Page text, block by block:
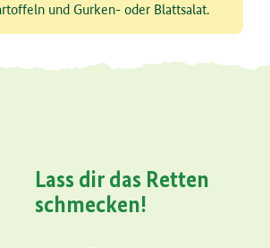
und Gurken- oder Blattsalat.
Lass dir das Retten
schmecken!